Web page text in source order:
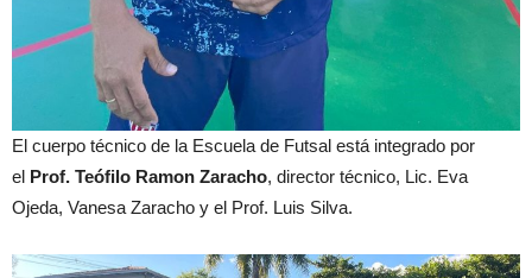
El cuerpo técnico de la Escuela de Futsal está integrado por
el Prof. Teófilo Ramon Zaracho, director técnico, Lic. Eva
Ojeda, Vanesa Zaracho y el Prof. Luis Silva.